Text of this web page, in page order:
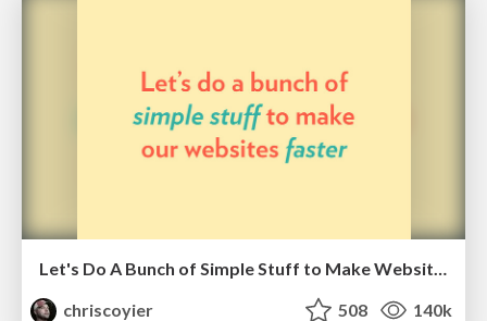
Let's Do A Bunch of Simple Stuff to Make Websites Faster
chriscoyier
508 140k